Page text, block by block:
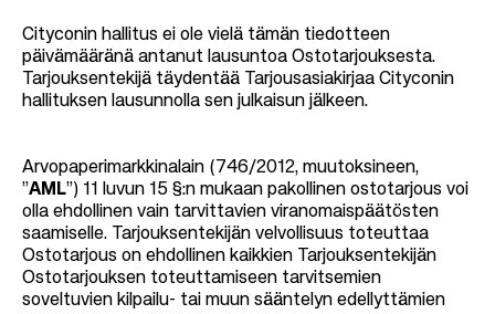
Cityconin hallitus ei ole vielä tämän tiedotteen
päivämääränä antanut lausuntoa Ostotarjouksesta.
Tarjouksentekijä täydentää Tarjousasiakirjaa Cityconin
hallituksen lausunnolla sen julkaisun jälkeen.
Arvopaperimarkkinalain (746/2012, muutoksineen,
”AML”) 11 luvun 15 §:n mukaan pakollinen ostotarjous voi
olla ehdollinen vain tarvittavien viranomaispäätösten
saamiselle. Tarjouksentekijän velvollisuus toteuttaa
Ostotarjous on ehdollinen kaikkien Tarjouksentekijän
Ostotarjouksen toteuttamiseen tarvitsemien
soveltuvien kilpailu- tai muun sääntelyn edellyttämien